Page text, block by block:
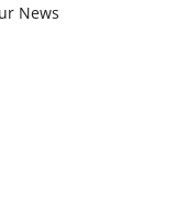
News